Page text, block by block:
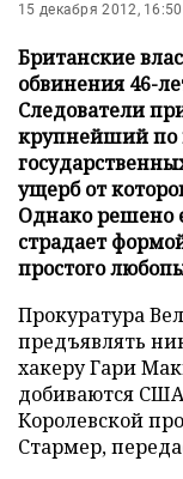
15 декабря 2012, 16:50
Британские
обвинения 46-
Следователи
крупнейший по
ущерб от
Однако решено
страдает
простого
Прокуратура
предъявлять
хакеру Гари
добиваются
Королевской
Стармер,